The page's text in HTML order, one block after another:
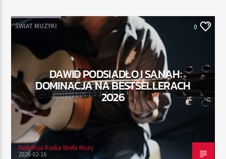
ŚWIAT MUZYKI 0
DAWID PODSIADŁO I SANAH:
DOMINACJA NA BESTSELLERACH
2026
Redakcja Radia Strefa Muzy
2026-02-16